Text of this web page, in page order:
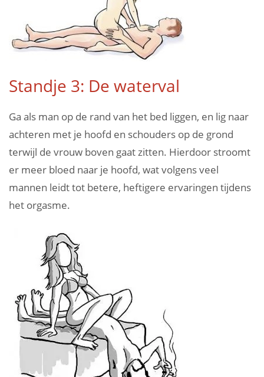
Standje 3: De waterval
Ga als man op de rand van het bed liggen, en lig naar
achteren met je hoofd en schouders op de grond
terwijl de vrouw boven gaat zitten. Hierdoor stroomt
er meer bloed naar je hoofd, wat volgens veel
mannen leidt tot betere, heftigere ervaringen tijdens
het orgasme.